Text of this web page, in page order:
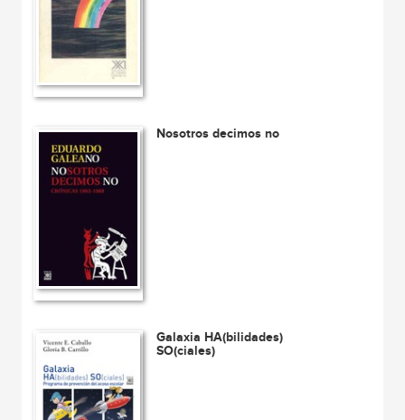
Nosotros decimos no
Galaxia HA(bilidades)
SO(ciales)